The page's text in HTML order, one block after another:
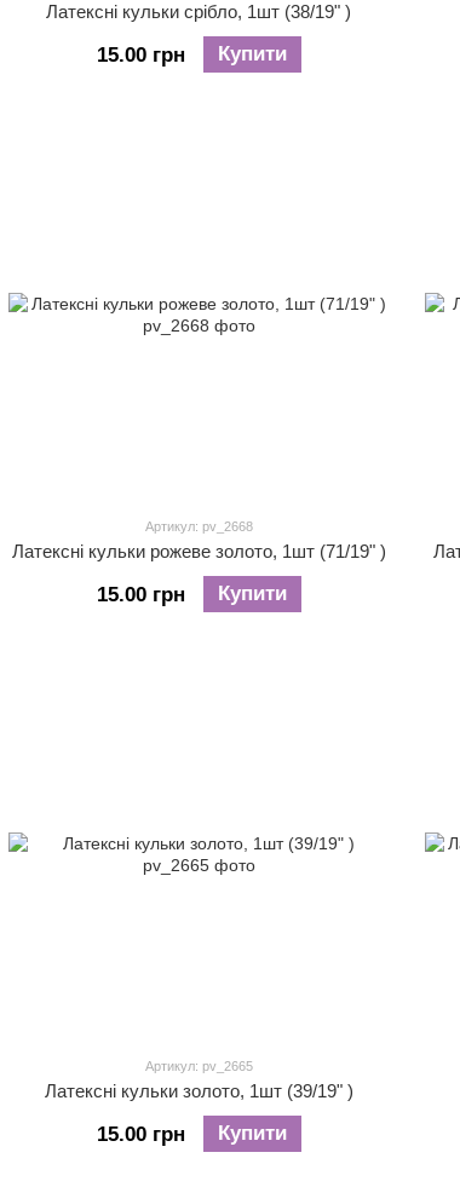
Латексні кульки срібло, 1шт (38/19" )
15.00 грн Купити
Артикул: pv_2668
Латексні кульки рожеве золото, 1шт (71/19" )
15.00 грн Купити
Артикул: pv_2665
Латексні кульки золото, 1шт (39/19" )
15.00 грн Купити